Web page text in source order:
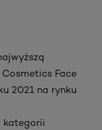
Face
2021 na rynku
kategorii